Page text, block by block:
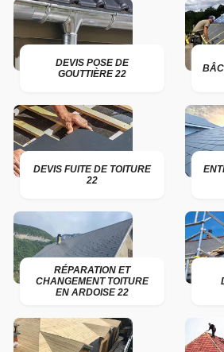
DEVIS POSE DE
GOUTTIÈRE 22
DEVIS FUITE DE TOITURE
22
RÉPARATION ET
CHANGEMENT TOITURE
EN ARDOISE 22